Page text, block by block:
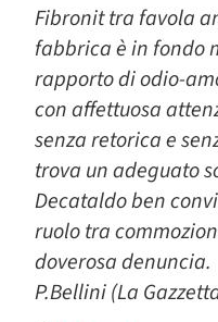
Fibronit tra favola
fabbrica è in fondo
rapporto di odio-
con affettuosa
senza retorica e
trova un adeguato
Decataldo ben
ruolo tra
doverosa denuncia.
P.Bellini (La